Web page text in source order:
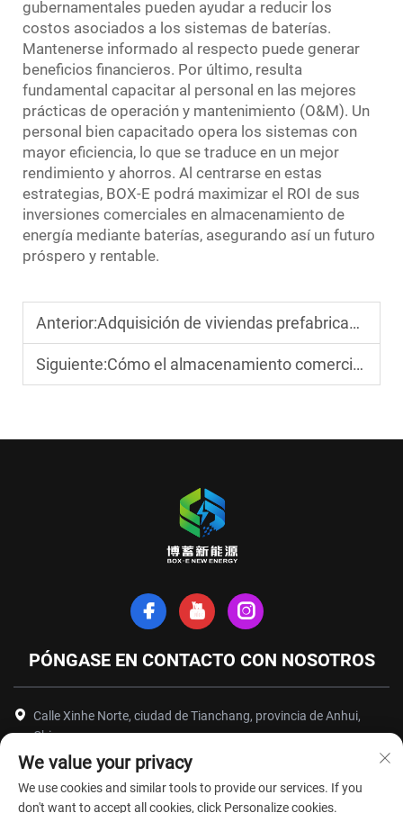
gubernamentales pueden ayudar a reducir los
costos asociados a los sistemas de baterías.
Mantenerse informado al respecto puede generar
beneficios financieros. Por último, resulta
fundamental capacitar al personal en las mejores
prácticas de operación y mantenimiento (O&M). Un
personal bien capacitado opera los sistemas con
mayor eficiencia, lo que se traduce en un mejor
rendimiento y ahorros. Al centrarse en estas
estrategias, BOX-E podrá maximizar el ROI de sus
inversiones comerciales en almacenamiento de
energía mediante baterías, asegurando así un futuro
próspero y rentable.
Anterior:Adquisición de viviendas prefabricadas pequeñas para alojamiento de trabajadores temporales
Siguiente:Cómo el almacenamiento comercial de energía reduce las huellas de carbono corporativas
PÓNGASE EN CONTACTO CON NOSOTROS
Calle Xinhe Norte, ciudad de Tianchang, provincia de Anhui,
China
+86-18949493005
[email protected]
We value your privacy
We use cookies and similar tools to provide our services. If you
don't want to accept all cookies, click Personalize cookies.